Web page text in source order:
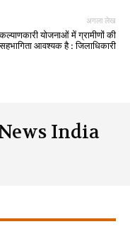
अगला लेख
योजनाओं में ग्रामीणों की
आवश्यक है : जिलाधिकारी
India